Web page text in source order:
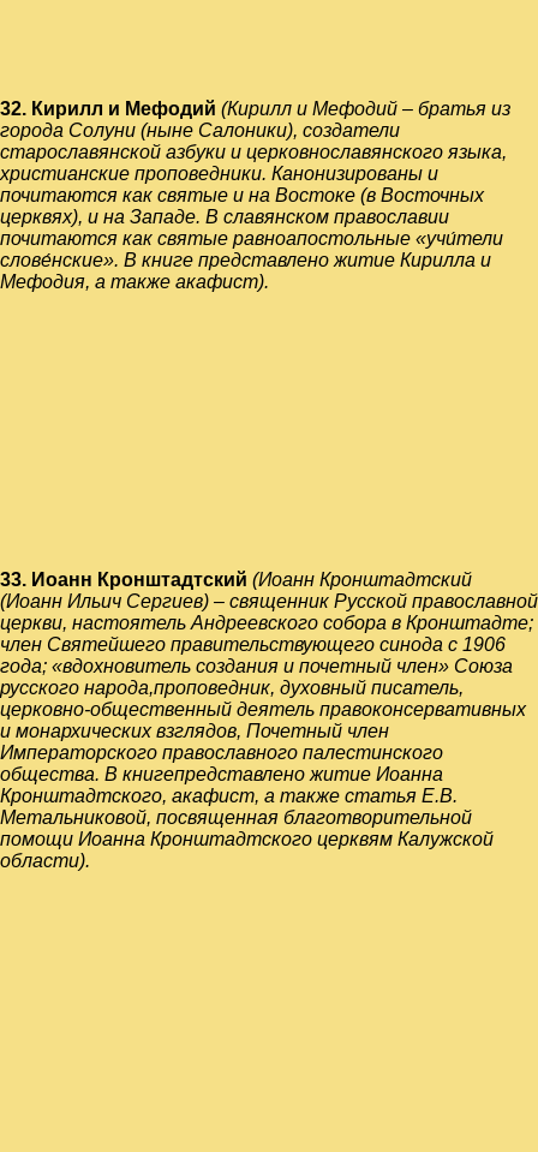
32. Кирилл и Мефодий (Кирилл и Мефодий – братья из
города Солуни (ныне Салоники), создатели
старославянской азбуки и церковнославянского языка,
христианские проповедники. Канонизированы и
почитаются как святые и на Востоке (в Восточных
церквях), и на Западе. В славянском православии
почитаются как святые равноапостольные «учи́тели
слове́нские». В книге представлено житие Кирилла и
Мефодия, а также акафист).
33. Иоанн Кронштадтский (Иоанн Кронштадтский
(Иоанн Ильич Сергиев) – священник Русской православной
церкви, настоятельАндреевского собора в Кронштадте;
член Святейшего правительствующего синода с 1906
года; «вдохновитель создания и почетный член» Союза
русского народа,проповедник, духовный писатель,
церковно-общественный деятель правоконсервативных
и монархическихвзглядов, Почетный член
Императорского православного палестинского
общества. В книгепредставлено житие Иоанна
Кронштадтского, акафист, а также статья Е.В.
Метальниковой, посвященная благотворительной
помощи Иоанна Кронштадтского церквям Калужской
области).